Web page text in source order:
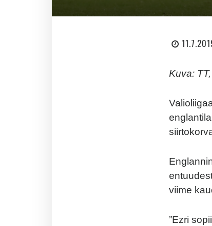
Kuva:
viime
”Ezri